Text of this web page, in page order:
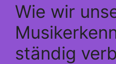
Wie wir
ständig